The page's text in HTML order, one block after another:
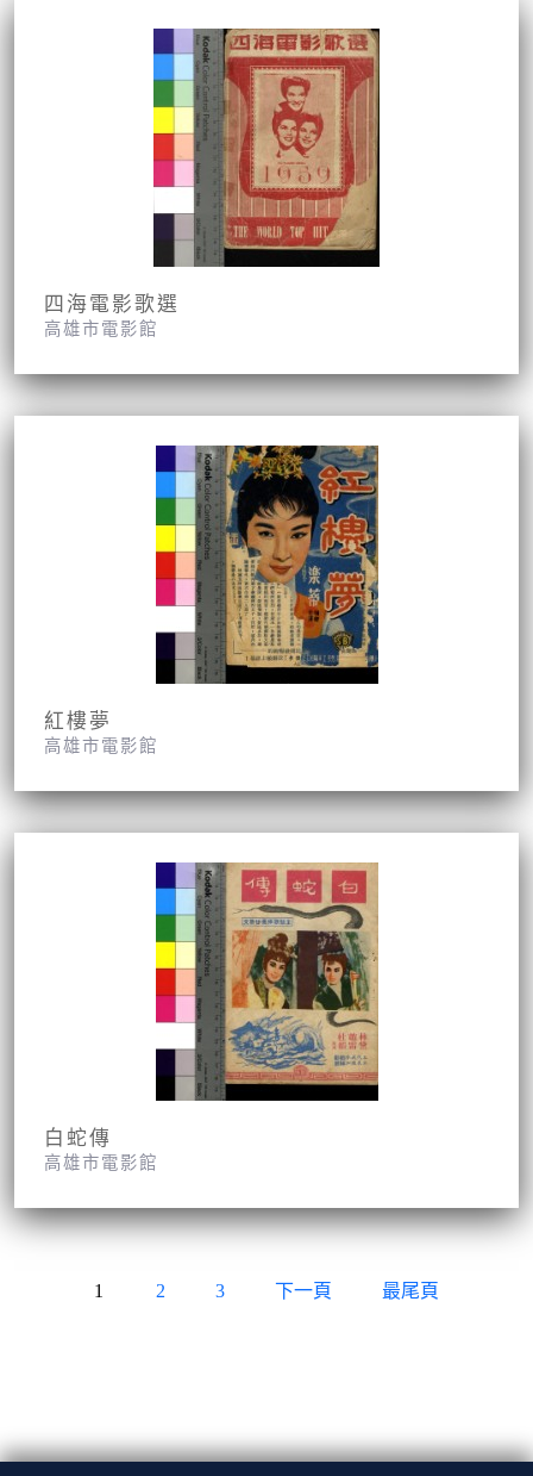
四海電影歌選
高雄市電影館
紅樓夢
高雄市電影館
白蛇傳
高雄市電影館
1 2 3 下一頁 最尾頁